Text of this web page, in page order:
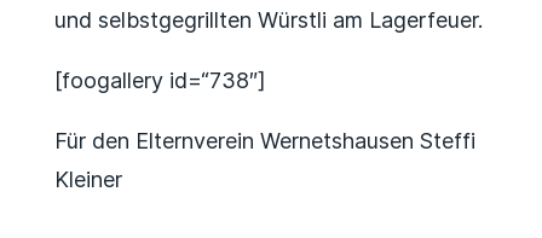
und selbstgegrillten Würstli am Lagerfeuer.
[foogallery id=“738″]
Für den Elternverein Wernetshausen Steffi
Kleiner